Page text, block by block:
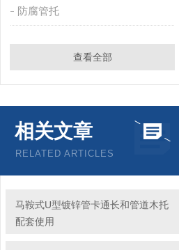
防腐管托
查看全部
相关文章
RELATED ARTICLES
马鞍式U型镀锌管卡通长和管道木托
配套使用